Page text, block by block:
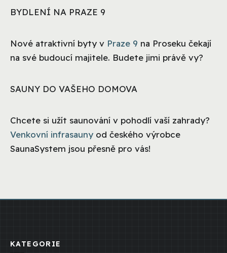
BYDLENÍ NA PRAZE 9
Nové atraktivní byty v Praze 9 na Proseku čekají
na své budoucí majitele. Budete jimi právě vy?
SAUNY DO VAŠEHO DOMOVA
Chcete si užít saunování v pohodlí vaší zahrady?
Venkovní infrasauny od českého výrobce
SaunaSystem jsou přesně pro vás!
KATEGORIE